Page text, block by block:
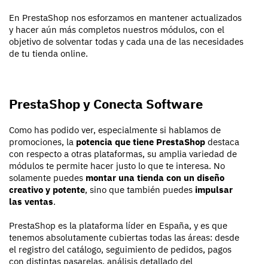
En PrestaShop nos esforzamos en mantener actualizados
y hacer aún más completos nuestros módulos, con el
objetivo de solventar todas y cada una de las necesidades
de tu tienda online.
PrestaShop y Conecta Software
Como has podido ver, especialmente si hablamos de
promociones, la potencia que tiene PrestaShop destaca
con respecto a otras plataformas, su amplia variedad de
módulos te permite hacer justo lo que te interesa. No
solamente puedes montar una tienda con un diseño
creativo y potente, sino que también puedes impulsar
las ventas.
PrestaShop es la plataforma líder en España, y es que
tenemos absolutamente cubiertas todas las áreas: desde
el registro del catálogo, seguimiento de pedidos, pagos
con distintas pasarelas, análisis detallado del